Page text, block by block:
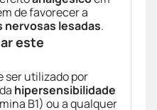
de favorecer a
nervosas lesadas.
este
ser utilizado por
hipersensibilidade
B1) ou a qualquer